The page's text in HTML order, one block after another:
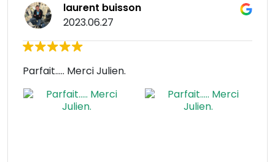
laurent buisson
2023.06.27
Parfait..... Merci Julien.